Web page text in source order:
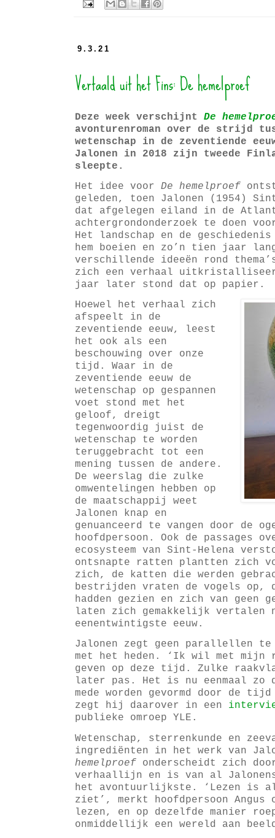
9.3.21
Vertaald uit het Fins: De hemelproef
Deze week verschijnt De
avonturenroman over de strijd
wetenschap in de zeventiende
Jalonen in 2018 zijn tweede
sleepte.
Het idee voor De hemelproef
geleden, toen Jalonen (1954)
dat afgelegen eiland in de
achtergrondonderzoek te doen
Het landschap en de
hem boeien en zo’n tien jaar
verschillende ideeën rond
zich een verhaal
jaar later stond dat op papier.
Hoewel het verhaal zich
afspeelt in de
zeventiende eeuw, leest
het ook als een
beschouwing over onze
tijd. Waar in de
zeventiende eeuw de
wetenschap op gespannen
voet stond met het
geloof, dreigt
tegenwoordig juist de
wetenschap te worden
teruggebracht tot een
mening tussen de andere.
De weerslag die zulke
omwentelingen hebben op
de maatschappij weet
Jalonen knap en
genuanceerd te vangen door de
hoofdpersoon. Ook de passages
ecosysteem van Sint-Helena
ontsnapte ratten plantten zich
zich, de katten die werden
bestrijden vraten de vogels op,
hadden gezien en zich van geen
laten zich gemakkelijk vertalen
eenentwintigste eeuw.
Jalonen zegt geen parallellen te
met het heden. ‘Ik wil met mijn
geven op deze tijd. Zulke
later pas. Het is nu eenmaal zo
mede worden gevormd door de
zegt hij daarover in een
publieke omroep YLE.
Wetenschap, sterrenkunde en
ingrediënten in het werk van
hemelproef onderscheidt zich
verhaallijn en is van al Jalonens
het avontuurlijkste. ‘Lezen is
ziet’, merkt hoofdpersoon
lezen, en op dezelfde manier
onmiddellijk een wereld aan